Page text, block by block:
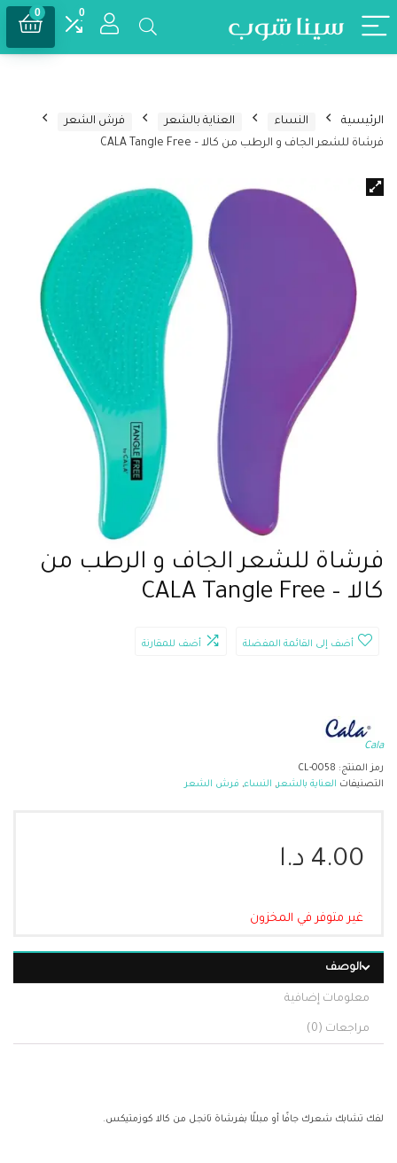
0
0
الرئيسية النساء العناية بالشعر
فرش الشعر
فرشاة للشعر الجاف و الرطب من كالا – CALA Tangle Free
فرشاة للشعر الجاف و الرطب من
كالا – CALA Tangle Free
أضف إلى القائمة المفضلة أضف للمقارنة
Cala
رمز المنتج: CL-0058
التصنيفات العناية بالشعر, النساء, فرش الشعر
4.00 د.ا
غير متوفر في المخزون
الوصف
معلومات إضافية
مراجعات (0)
لفك تشابك شعرك جافًا أو مبللًا بفرشاة تانجل من كالا كوزمتيكس.